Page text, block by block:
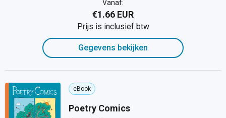
Vanaf:
€1.66 EUR
Prijs is inclusief btw
Gegevens bekijken
eBook
Poetry Comics